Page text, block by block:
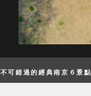
不可錯過的經典南京６景點